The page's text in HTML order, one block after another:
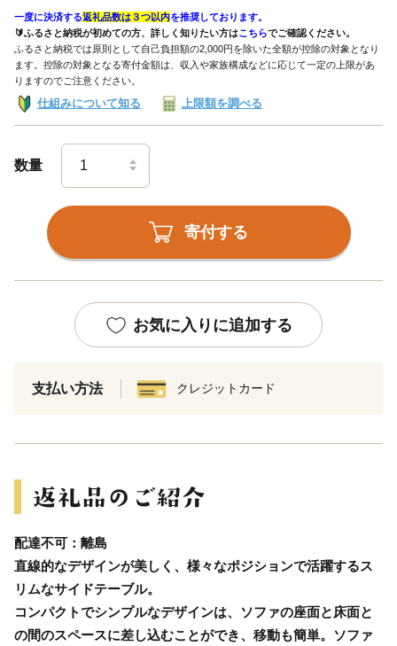
一度に決済する返礼品数は３つ以内を推奨しております。
🔰ふるさと納税が初めての方、詳しく知りたい方はこちらでご確認ください。
ふるさと納税では原則として自己負担額の2,000円を除いた全額が控除の対象となり
ます。控除の対象となる寄付金額は、収入や家族構成などに応じて一定の上限があ
りますのでご注意ください。
仕組みについて知る 上限額を調べる
数量
寄付する
お気に入りに追加する
支払い方法 クレジットカード
配達不可：離島
直線的なデザインが美しく、様々なポジションで活躍するス
リムなサイドテーブル。
コンパクトでシンプルなデザインは、ソファの座面と床面と
の間のスペースに差し込むことができ、移動も簡単。ソファ